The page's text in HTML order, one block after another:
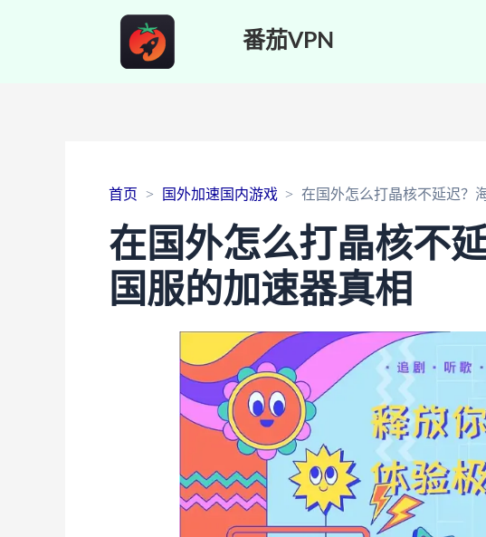
番茄VPN
首页 国外加速国内游戏 在国外怎么打晶核不延迟？
在国外怎么打晶核不
国服的加速器真相